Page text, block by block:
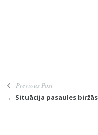
Previous Post
← Situācija pasaules biržās